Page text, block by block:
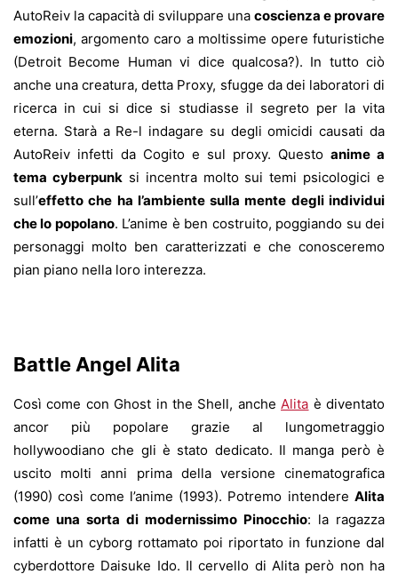
AutoReiv la capacità di sviluppare una coscienza e provare
emozioni, argomento caro a moltissime opere futuristiche
(Detroit Become Human vi dice qualcosa?). In tutto ciò
anche una creatura, detta Proxy, sfugge da dei laboratori di
ricerca in cui si dice si studiasse il segreto per la vita
eterna. Starà a Re-l indagare su degli omicidi causati da
AutoReiv infetti da Cogito e sul proxy. Questo anime a
tema cyberpunksi incentra molto sui temi psicologici e
sull’effetto che ha l’ambiente sulla mente degli individui
che lo popolano. L’anime è ben costruito, poggiando su dei
personaggi molto ben caratterizzati e che conosceremo
pian piano nella loro interezza.
Battle Angel Alita
Così come con Ghost in the Shell, ancheAlita è diventato
ancor più popolare grazie al lungometraggio
hollywoodiano che gli è stato dedicato. Il manga però è
uscito molti anni prima della versione cinematografica
(1990) così come l’anime (1993). Potremo intendere Alita
come una sorta di modernissimo Pinocchio: la ragazza
infatti è un cyborg rottamato poi riportato in funzione dal
cyberdottore Daisuke Ido. Il cervello di Alita però non ha